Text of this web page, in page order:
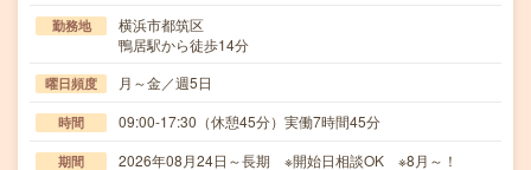
勤務地
横浜市都筑区
鴨居駅から徒歩14分
曜日頻度 月～金／週5日
時間 09:00-17:30（休憩45分）実働7時間45分
期間 2026年08月24日～長期 ※開始日相談OK ※8月～！